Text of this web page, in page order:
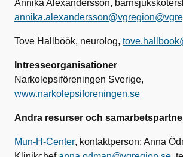
Annika Alexandersson,
Tove Hallböök, neurolog,
Intresseorganisationer
Narkolepsiföreningen Sverige,
www.narkolepsiforeningen.se
Andra resurser och
Mun-H-Center, kontaktperson: Anna